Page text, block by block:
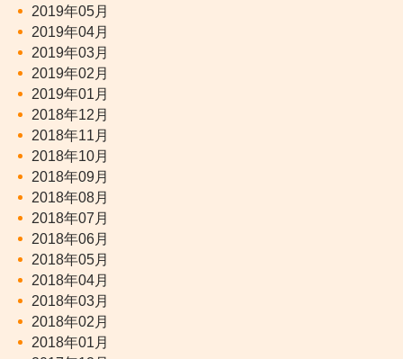
2019年05月
2019年04月
2019年03月
2019年02月
2019年01月
2018年12月
2018年11月
2018年10月
2018年09月
2018年08月
2018年07月
2018年06月
2018年05月
2018年04月
2018年03月
2018年02月
2018年01月